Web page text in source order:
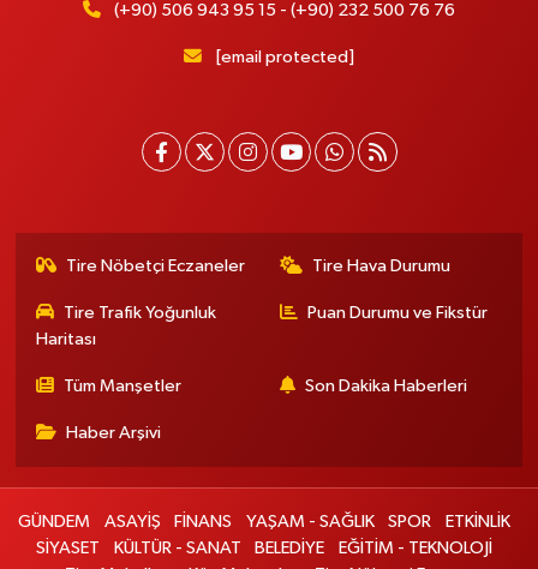
(+90) 506 943 95 15 - (+90) 232 500 76 76
[email protected]
Tire Nöbetçi Eczaneler Tire Hava Durumu
Tire Trafik Yoğunluk
Haritası
Puan Durumu ve Fikstür
Tüm Manşetler Son Dakika Haberleri
Haber Arşivi
GÜNDEM ASAYİŞ FİNANS YAŞAM - SAĞLIK SPOR
ETKİNLİK
SİYASET
KÜLTÜR - SANAT BELEDİYE
EĞİTİM - TEKNOLOJİ